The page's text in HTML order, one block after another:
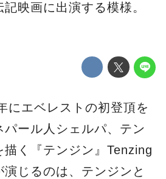
映画に出演する模様。
にエベレストの初登頂を
ール人シェルパ、テン
描く『テンジン』Tenzing
じるのは、テンジンと